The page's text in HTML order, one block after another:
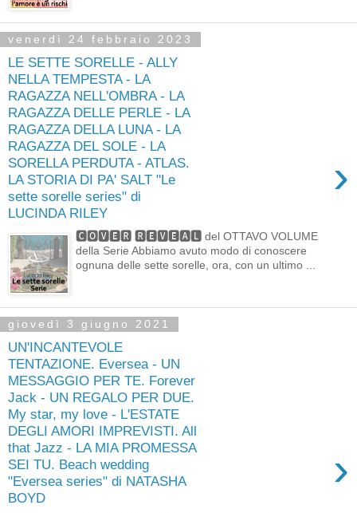
venerdì 24 febbraio 2023
LE SETTE SORELLE - ALLY
NELLA TEMPESTA - LA
RAGAZZA NELL'OMBRA - LA
RAGAZZA DELLE PERLE - LA
RAGAZZA DELLA LUNA - LA
RAGAZZA DEL SOLE - LA
SORELLA PERDUTA - ATLAS.
LA STORIA DI PA' SALT "Le
sette sorelle series" di
LUCINDA RILEY
›
🅲🅾🆅🅴🆁 🆁🅴🆅🅴🅰🅻 del OTTAVO VOLUME
della Serie Abbiamo avuto modo di conoscere
ognuna delle sette sorelle, ora, con un ultimo ...
giovedì 3 giugno 2021
UN'INCANTEVOLE
TENTAZIONE. Eversea - UN
MESSAGGIO PER TE. Forever
Jack - UN REGALO PER DUE.
My star, my love - L'ESTATE
DEGLI AMORI IMPREVISTI. All
that Jazz - LA MIA PROMESSA
SEI TU. Beach wedding
"Eversea series" di NATASHA
BOYD
›